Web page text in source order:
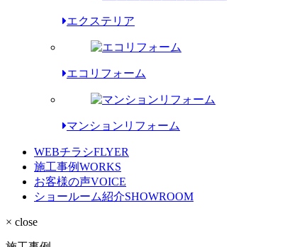
エクステリア
エコリフォーム
マンションリフォーム
WEBチラシFLYER
施工事例WORKS
お客様の声VOICE
ショールーム紹介SHOWROOM
× close